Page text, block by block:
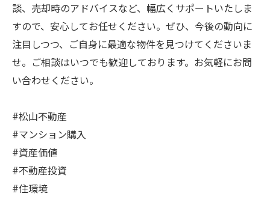
談、売却時のアドバイスなど、幅広くサポートいたしま
すので、安心してお任せください。ぜひ、今後の動向に
注目しつつ、ご自身に最適な物件を見つけてくださいま
せ。ご相談はいつでも歓迎しております。お気軽にお問
い合わせください。
#松山不動産
#マンション購入
#資産価値
#不動産投資
#住環境